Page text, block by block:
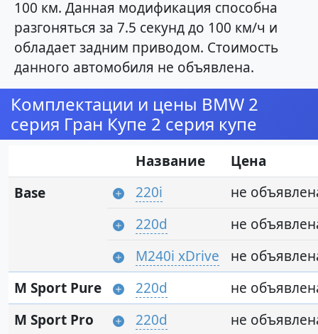
100 км. Данная модификация способна
разгоняться за 7.5 секунд до 100 км/ч и
обладает задним приводом. Стоимость
данного автомобиля не объявлена.
Комплектации и цены BMW 2
серия Гран Купе 2 серия купе
Название
Цена
Base
220i
не
220d
не
M240i xDrive
не
M Sport Pure
220d
не
M Sport Pro
220d не